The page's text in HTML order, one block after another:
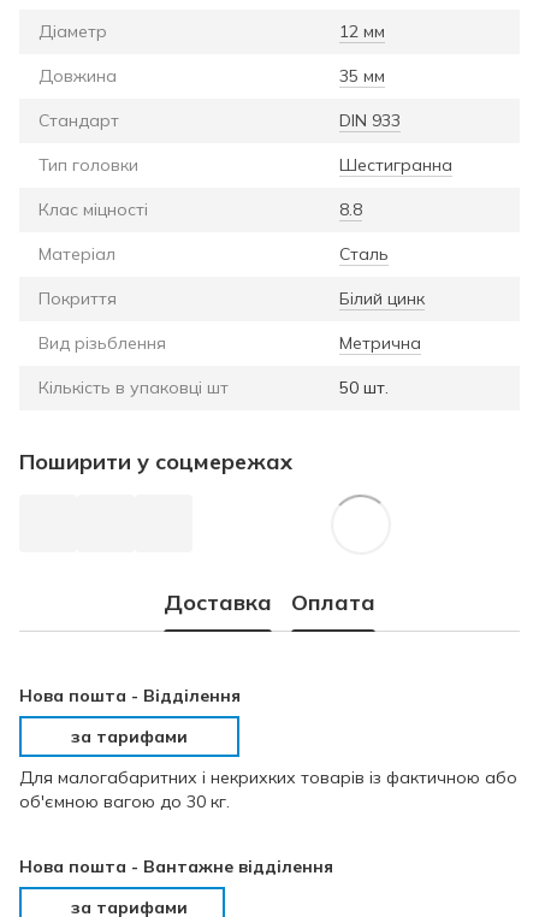
Діаметр 12 мм
Довжина 35 мм
Стандарт DIN 933
Тип головки Шестигранна
Клас міцності 8.8
Матеріал Сталь
Покриття Білий цинк
Вид різьблення Метрична
Кількість в упаковці шт 50 шт.
Поширити у соцмережах
Доставка Оплата
Нова пошта - Відділення
за тарифами
Для малогабаритних і некрихких товарів із фактичною або
об'ємною вагою до 30 кг.
Нова пошта - Вантажне відділення
за тарифами